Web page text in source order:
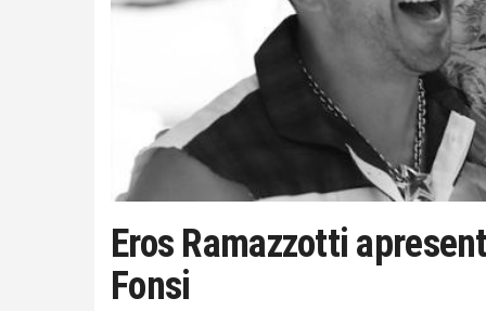
Eros Ramazzotti
Fonsi